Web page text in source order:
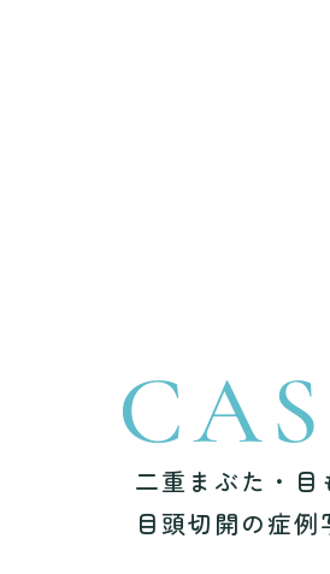
二重まぶた・目
目頭切開の症例